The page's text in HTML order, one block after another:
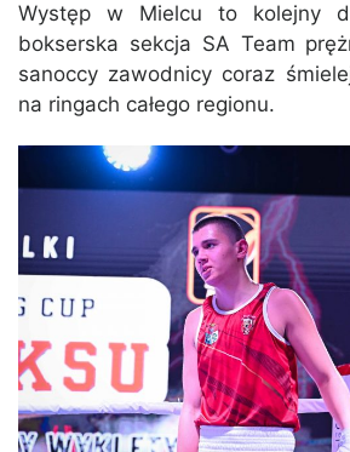
Występ w Mielcu to kolejny
bokserska sekcja SA Team
sanoccy zawodnicy coraz
na ringach całego regionu.